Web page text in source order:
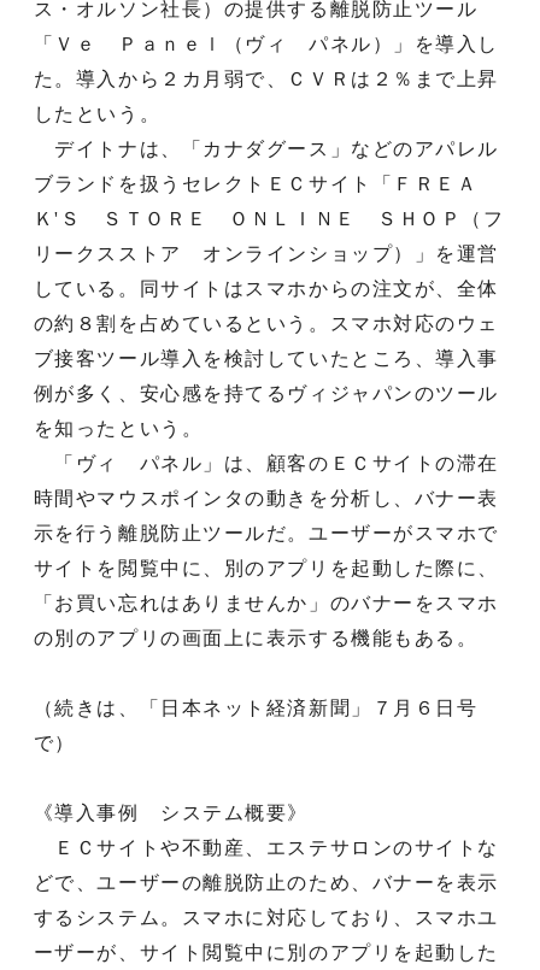
ス・オルソン社長）の提供する離脱防止ツール
「Ｖｅ Ｐａｎｅｌ（ヴィ パネル）」を導入し
た。導入から２カ月弱で、ＣＶＲは２％まで上昇
したという。
デイトナは、「カナダグース」などのアパレル
ブランドを扱うセレクトＥＣサイト「ＦＲＥＡ
Ｋ'Ｓ ＳＴＯＲＥ ＯＮＬＩＮＥ ＳＨＯＰ（フ
リークスストア オンラインショップ）」を運営
している。同サイトはスマホからの注文が、全体
の約８割を占めているという。スマホ対応のウェ
ブ接客ツール導入を検討していたところ、導入事
例が多く、安心感を持てるヴィジャパンのツール
を知ったという。
「ヴィ パネル」は、顧客のＥＣサイトの滞在
時間やマウスポインタの動きを分析し、バナー表
示を行う離脱防止ツールだ。ユーザーがスマホで
サイトを閲覧中に、別のアプリを起動した際に、
「お買い忘れはありませんか」のバナーをスマホ
の別のアプリの画面上に表示する機能もある。
（続きは、「日本ネット経済新聞」７月６日号
で）
《導入事例 システム概要》
ＥＣサイトや不動産、エステサロンのサイトな
どで、ユーザーの離脱防止のため、バナーを表示
するシステム。スマホに対応しており、スマホユ
ーザーが、サイト閲覧中に別のアプリを起動した